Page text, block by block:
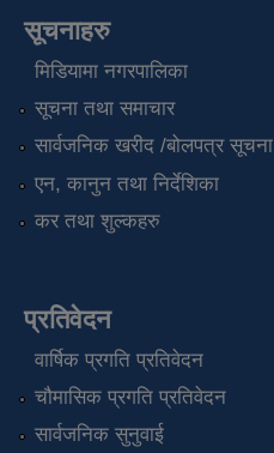
सूचनाहरु
मिडियामा नगरपालिका
सूचना तथा समाचार
सार्वजनिक खरीद /बोलपत्र सूचना
एन, कानुन तथा निर्देशिका
कर तथा शुल्कहरु
प्रतिवेदन
वार्षिक प्रगति प्रतिवेदन
चौमासिक प्रगति प्रतिवेदन
सार्वजनिक सुनुवाई